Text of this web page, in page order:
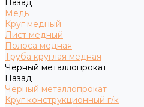
Назад
Медь
Круг медный
Лист медный
Полоса медная
Труба круглая медная
Черный металлопрокат
Назад
Черный металлопрокат
Круг конструкционный г/к